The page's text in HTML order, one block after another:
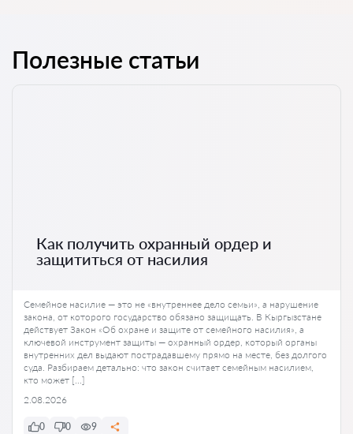
Полезные статьи
Как получить охранный ордер и
защититься от насилия
Семейное насилие — это не «внутреннее дело семьи», а нарушение
закона, от которого государство обязано защищать. В Кыргызстане
действует Закон «Об охране и защите от семейного насилия», а
ключевой инструмент защиты — охранный ордер, который органы
внутренних дел выдают пострадавшему прямо на месте, без долгого
суда. Разбираем детально: что закон считает семейным насилием,
кто может […]
2.08.2026
0 0 9